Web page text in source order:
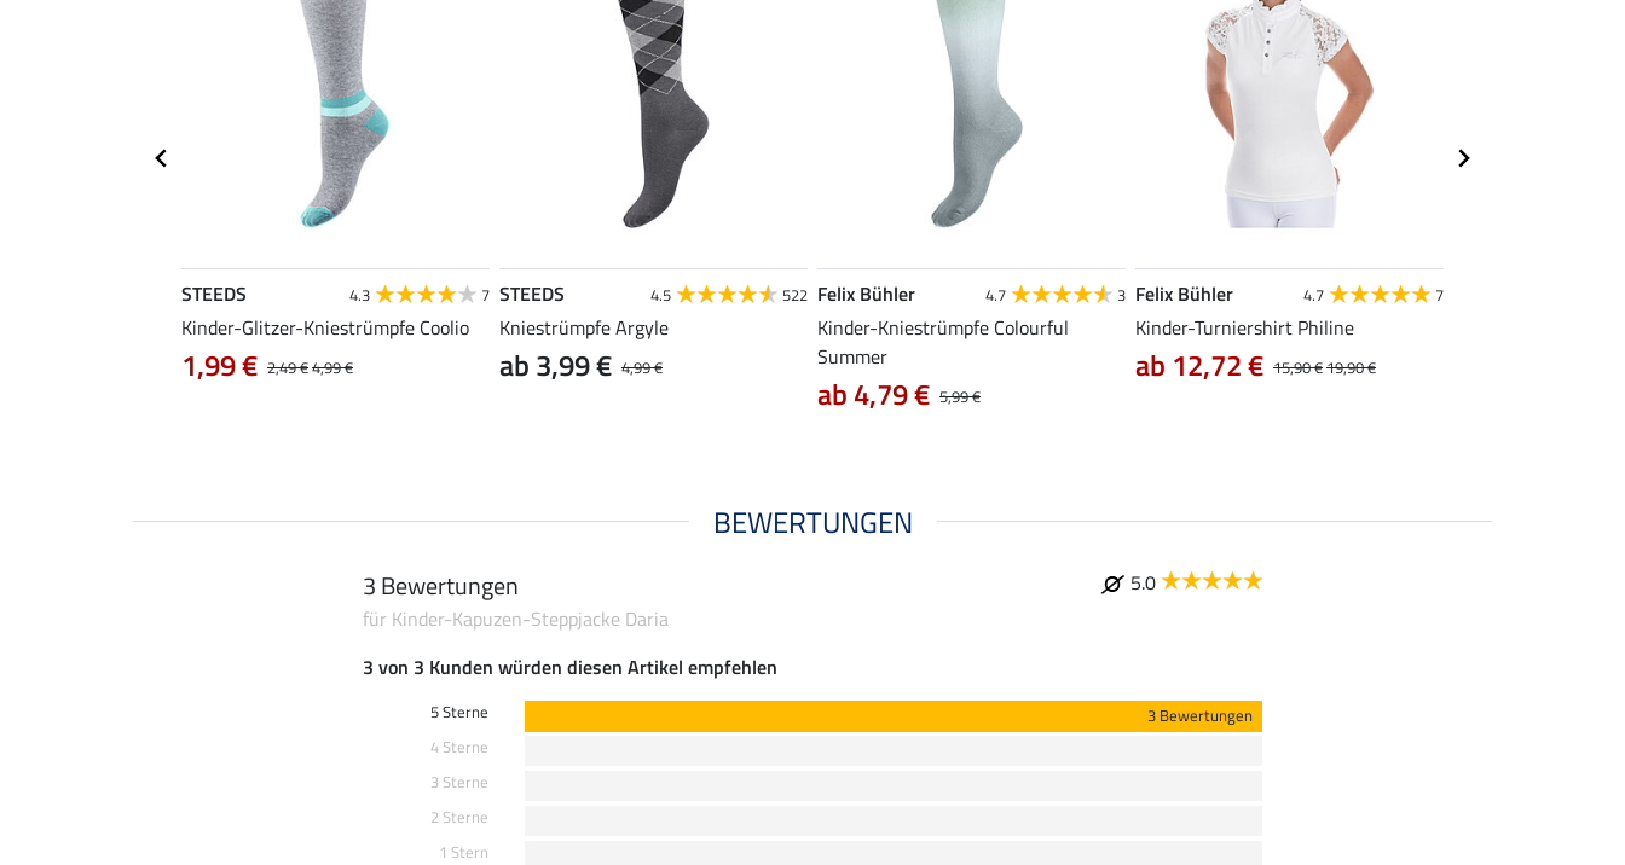
STEEDS 4.3 7
Kinder-Glitzer-Kniestrümpfe Coolio
2,49 €4,99 €
1,99 €
STEEDS 4.5 522
Kniestrümpfe Argyle
4,99 €
ab 3,99 €
Felix Bühler 4.7 3
Kinder-Kniestrümpfe Colourful
Summer
5,99 €
ab 4,79 €
Felix Bühler 4.7 7
Kinder-Turniershirt Philine
15,90 €19,90 €
ab 12,72 €
BEWERTUNGEN
3 Bewertungen
5.0
für Kinder-Kapuzen-Steppjacke Daria
3 von 3 Kunden würden diesen Artikel empfehlen
5 Sterne
3 Bewertungen
4 Sterne
3 Sterne
2 Sterne
1 Stern